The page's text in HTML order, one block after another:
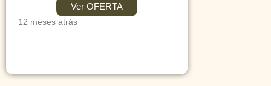
Ver OFERTA
12 meses atrás